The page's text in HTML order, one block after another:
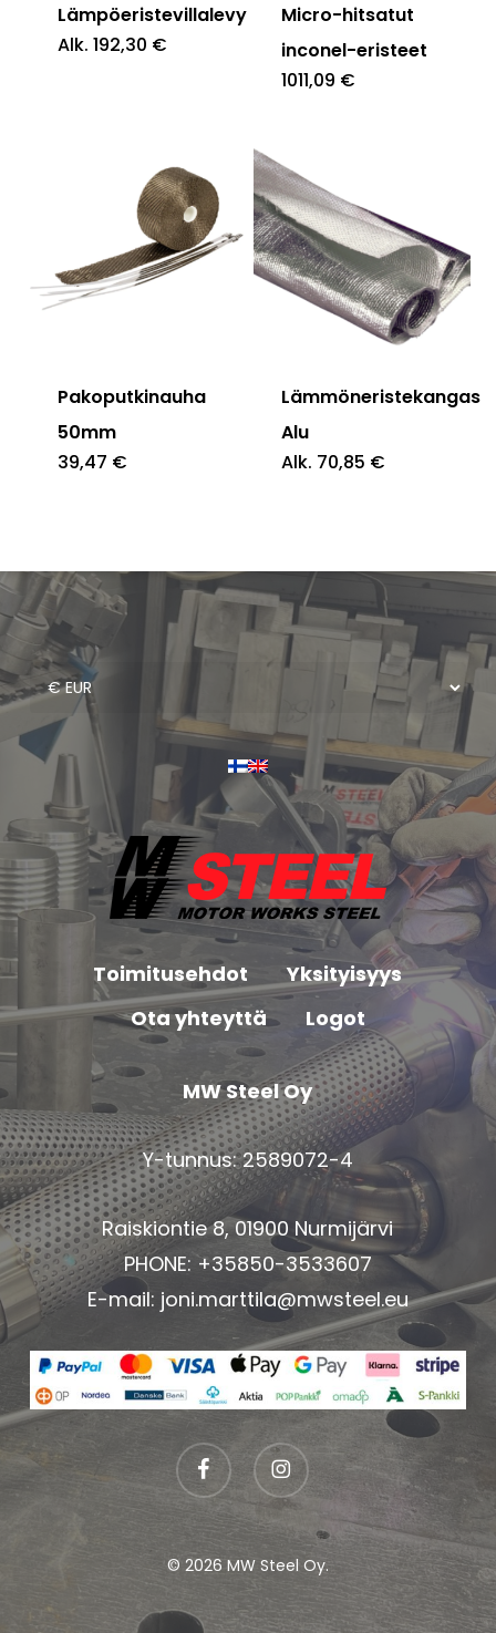
Lämpöeristevillalevy
Alk. 192,30 €
Micro-hitsatut
inconel-eristeet
1011,09 €
Pakoputkinauha
50mm
39,47 €
Lämmöneristekangas
Alu
Alk. 70,85 €
Toimitusehdot
Yksityisyys
Ota yhteyttä
Logot
MW Steel Oy
Y-tunnus: 2589072-4
Raiskiontie 8, 01900 Nurmijärvi
PHONE: +35850-3533607
E-mail: joni.marttila@mwsteel.eu
facebook instagram
© 2026 MW Steel Oy.